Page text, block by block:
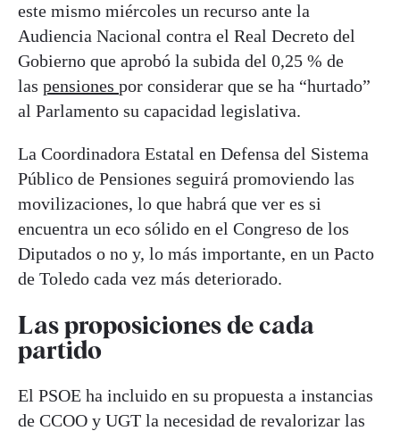
este mismo miércoles un recurso ante la
Audiencia Nacional contra el Real Decreto del
Gobierno que aprobó la subida del 0,25 % de
las pensiones por considerar que se ha “hurtado”
al Parlamento su capacidad legislativa.
La Coordinadora Estatal en Defensa del Sistema
Público de Pensiones seguirá promoviendo las
movilizaciones, lo que habrá que ver es si
encuentra un eco sólido en el Congreso de los
Diputados o no y, lo más importante, en un Pacto
de Toledo cada vez más deteriorado.
Las proposiciones de cada
partido
El PSOE ha incluido en su propuesta a instancias
de CCOO y UGT la necesidad de revalorizar las